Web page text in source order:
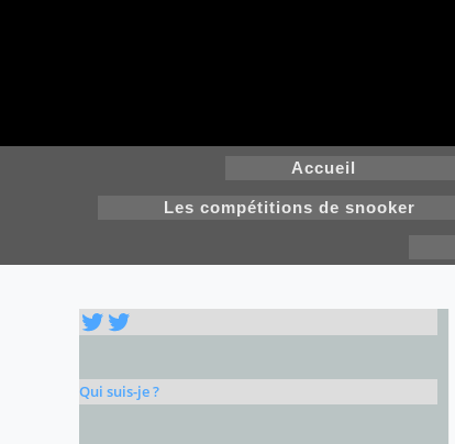
Accueil
Les compétitions de snooker
Twitter
Twitter
Qui suis-je ?